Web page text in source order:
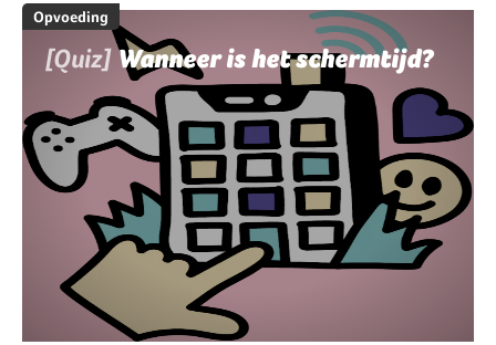
Opvoeding
[Quiz] Wanneer is het schermtijd?